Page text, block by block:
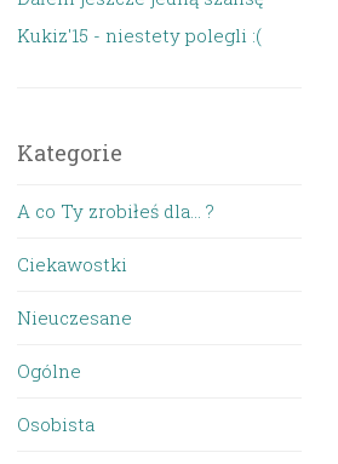
Kukiz'15 - niestety polegli :(
Kategorie
A co Ty zrobiłeś dla… ?
Ciekawostki
Nieuczesane
Ogólne
Osobista